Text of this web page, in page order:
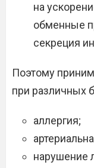
на
обменные
секреция
Поэтому
при различных
аллергия;
нарушение